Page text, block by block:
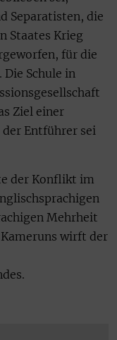
Separatisten, die
Staates Krieg
für die
Schule in
Ziel einer
Entführer sei
der Konflikt im
Mehrheit
wirft der